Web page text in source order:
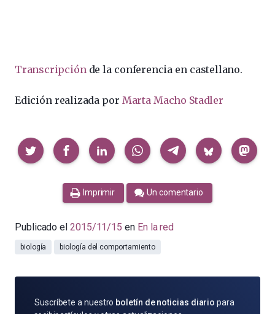
Transcripciónde la conferencia en castellano.
Edición realizada por Marta Macho Stadler
Compartir
Imprimir Un comentario
Publicado el 2015/11/15 en En la red
biología biología del comportamiento
SUSCRÍBETE
Suscríbete a nuestro boletín de noticias diario para